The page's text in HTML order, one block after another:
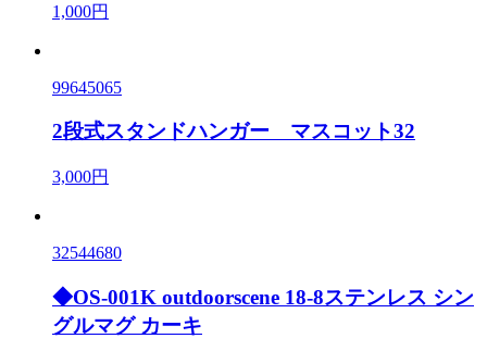
1,000円
99645065
2段式スタンドハンガー マスコット32
3,000円
32544680
◆OS-001K outdoorscene 18-8ステンレス シン
グルマグ カーキ